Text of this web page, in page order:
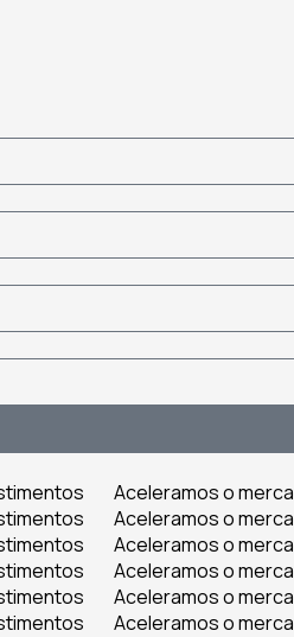
Aceleramos o
Aceleramos o
Aceleramos o
Aceleramos o
Aceleramos o
Aceleramos o